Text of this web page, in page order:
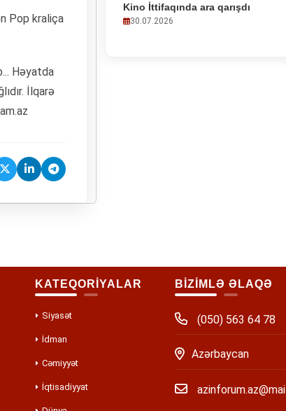
Pop kraliça
Həyatda
İlqarə
Kino İttifaqında ara qarışdı
30.07.2026
KATEQORİYALAR
Siyasət
İdman
Cəmiyyət
İqtisadiyyat
BİZİMLƏ ƏLAQƏ
(050) 563 64 78
Azərbaycan